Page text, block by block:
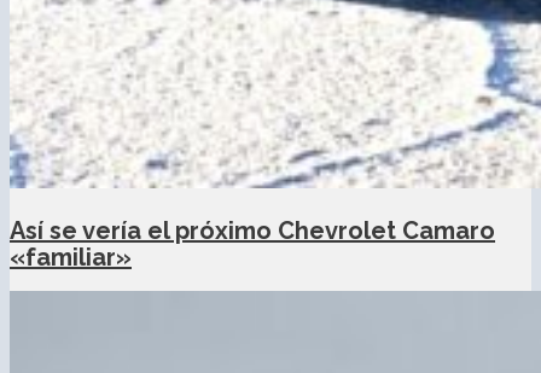
Así se vería el próximo Chevrolet Camaro
«familiar»